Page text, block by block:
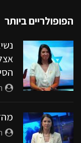
חברת
הפופולריים ביותר